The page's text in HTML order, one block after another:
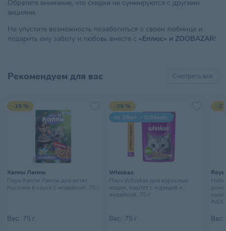
Обратите внимание, что скидки не суммируются с другими
акциями.
Не упустите возможность позаботиться о своем любимце и
подарить ему заботу и любовь вместе с «Еплюс» и ZOOBAZAR!
Рекомендуем для вас Смотреть все
-19 %
Хаппи Лаппи
Пауч Хаппи Лаппи для котят.
Кусочки в соусе с индейкой, 75 г
Вес: 75 г
-29 %
от 28шт. – 0,93коп.
Whiskas
Пауч Whiskas для взрослых
кошек, паштет с курицей и
индейкой, 75 г
Вес: 75 г
-
Вес: